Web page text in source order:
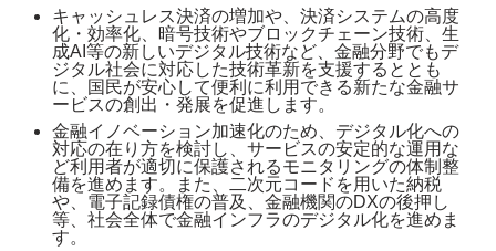
キャッシュレス決済の増加や、決済システムの高度
化・効率化、暗号技術やブロックチェーン技術、生
成AI等の新しいデジタル技術など、金融分野でもデ
ジタル社会に対応した技術革新を支援するととも
に、国民が安心して便利に利用できる新たな金融サ
ービスの創出・発展を促進します。
金融イノベーション加速化のため、デジタル化への
対応の在り方を検討し、サービスの安定的な運用な
ど利用者が適切に保護されるモニタリングの体制整
備を進めます。また、二次元コードを用いた納税
や、電子記録債権の普及、金融機関のDXの後押し
等、社会全体で金融インフラのデジタル化を進めま
す。